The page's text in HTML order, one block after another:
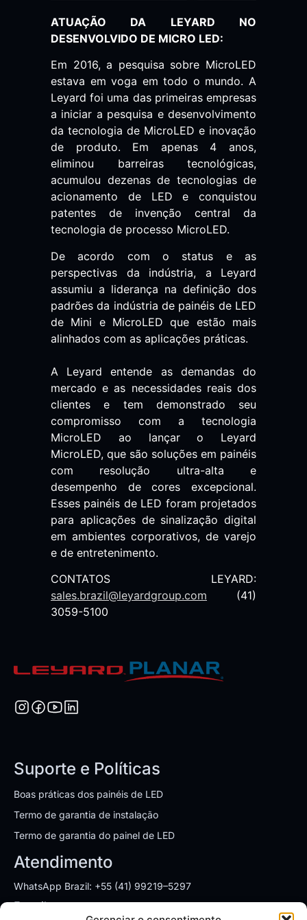
ATUAÇÃO DA LEYARD NO
DESENVOLVIDO DE MICRO LED:
Em 2016, a pesquisa sobre MicroLED
estava em voga em todo o mundo. A
Leyard foi uma das primeiras empresas
a iniciar a pesquisa e desenvolvimento
da tecnologia de MicroLED e inovação
de produto. Em apenas 4 anos,
eliminou barreiras tecnológicas,
acumulou dezenas de tecnologias de
acionamento de LED e conquistou
patentes de invenção central da
tecnologia de processo MicroLED.
De acordo com o status e as
perspectivas da indústria, a Leyard
assumiu a liderança na definição dos
padrões da indústria de painéis de LED
de Mini e MicroLED que estão mais
alinhados com as aplicações práticas.
A Leyard entende as demandas do
mercado e as necessidades reais dos
clientes e tem demonstrado seu
compromisso com a tecnologia
MicroLED ao lançar o Leyard
MicroLED, que são soluções em painéis
com resolução ultra-alta e
desempenho de cores excepcional.
Esses painéis de LED foram projetados
para aplicações de sinalização digital
em ambientes corporativos, de varejo
e de entretenimento.
CONTATOS LEYARD:
sales.brazil@leyardgroup.com (41)
3059-5100
Suporte e Políticas
Boas práticas dos painéis de LED
Termo de garantia de instalação
Termo de garantia do painel de LED
Atendimento
WhatsApp Brazil: +55 (41) 99219–5297
E-mail:sales.brazil@leyardgroup.com